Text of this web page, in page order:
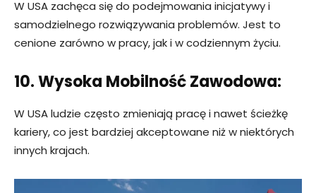
W USA zachęca się do podejmowania inicjatywy i
samodzielnego rozwiązywania problemów. Jest to
cenione zarówno w pracy, jak i w codziennym życiu.
10. Wysoka Mobilność Zawodowa:
W USA ludzie często zmieniają pracę i nawet ścieżkę
kariery, co jest bardziej akceptowane niż w niektórych
innych krajach.